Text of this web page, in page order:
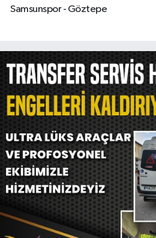
Samsunspor - Göztepe